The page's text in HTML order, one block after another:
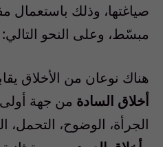
صياغتها، وذلك باستعمال
مبسّط، وعلى النحو التالي:
هناك نوعان من الأخلاق
أخلاق السادة من جهة
الجرأة، الوضوح، التحمل،